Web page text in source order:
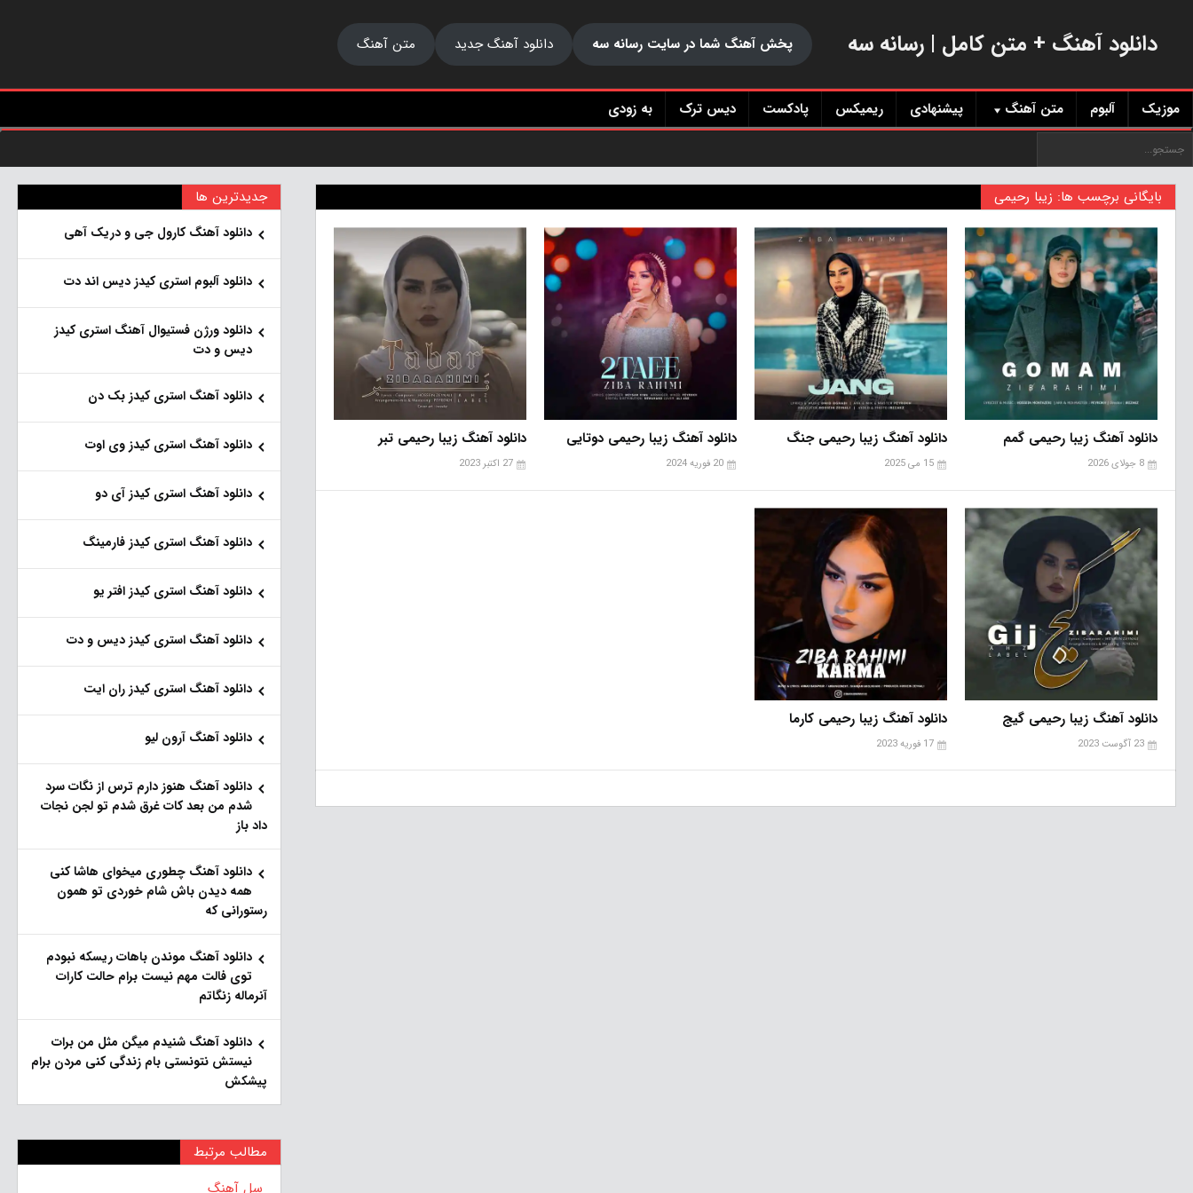
دانلود آهنگ + متن کامل | رسانه سه پخش آهنگ شما در سایت رسانه سه دانلود آهنگ جدید متن آهنگ
موزیک آلبوم متن آهنگ پیشنهادی ریمیکس پادکست دیس ترک به زودی
بایگانی برچسب ها: زیبا رحیمی
دانلود آهنگ زیبا رحیمی گمم
8 جولای 2026
دانلود آهنگ زیبا رحیمی جنگ
15 می 2025
دانلود آهنگ زیبا رحیمی دوتایی
20 فوریه 2024
دانلود آهنگ زیبا رحیمی تبر
27 اکتبر 2023
دانلود آهنگ زیبا رحیمی گیج
23 آگوست 2023
دانلود آهنگ زیبا رحیمی کارما
17 فوریه 2023
جدیدترین ها
دانلود آهنگ کارول جی و دریک آهی
دانلود آلبوم استری کیدز دیس اند دت
دانلود ورژن فستیوال آهنگ استری کیدز
دیس و دت
دانلود آهنگ استری کیدز بک دن
دانلود آهنگ استری کیدز وی اوت
دانلود آهنگ استری کیدز آی دو
دانلود آهنگ استری کیدز فارمینگ
دانلود آهنگ استری کیدز افتر یو
دانلود آهنگ استری کیدز دیس و دت
دانلود آهنگ استری کیدز ران ایت
دانلود آهنگ آرون لیو
دانلود آهنگ هنو‌ز دارم ترس از نگات سرد
شدم من بعد کات غرق شدم تو لجن نجات
داد باز
دانلود آهنگ چطوری میخوای هاشا کنی
همه دیدن باش شام خوردی تو همون
رستورانی که
دانلود آهنگ موندن باهات ریسکه نبودم
توی فالت مهم نیست برام حالت کارات
آنرماله زنگاتم
دانلود آهنگ شنیدم میگن مثل من برات
نیستش نتونستی بام زندگی کنی مردن برام
پیشکش
مطالب مرتبط
سل آهنگ